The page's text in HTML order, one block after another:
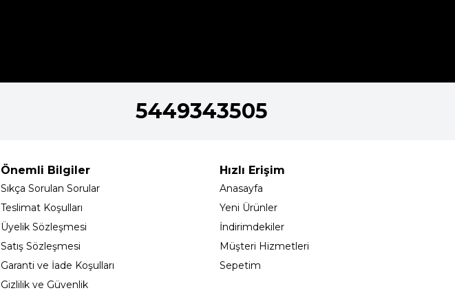
5449343505
Önemli Bilgiler
Sıkça Sorulan Sorular
Teslimat Koşulları
Üyelik Sözleşmesi
Satış Sözleşmesi
Garanti ve İade Koşulları
Gizlilik ve Güvenlik
Hızlı Erişim
Anasayfa
Yeni Ürünler
İndirimdekiler
Müşteri Hizmetleri
Sepetim